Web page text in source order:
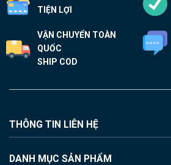
TIỆN LỢI
VẬN CHUYỂN TOÀN
QUỐC
SHIP COD
THÔNG TIN LIÊN HỆ
DANH MỤC SẢN PHẨM